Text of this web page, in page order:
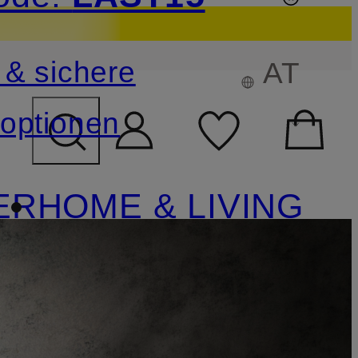
ÜBERSPRINGEN
sichere
AT
HOME & LIVING